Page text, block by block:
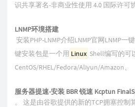
识共享署名-非商业性使用 4.0 国际许可
LNMP环境搭建
安装PHP-LNMP介绍LNMP官网LNMP一
键安装包是一个用 Linux Shell编写的可
CentOS/RHEL/Fedora/Aliyun/Amazon、
服务器提速-安装 BBR 锐速 Kcptun
。 这是由谷歌提供的新的TCP拥塞控制